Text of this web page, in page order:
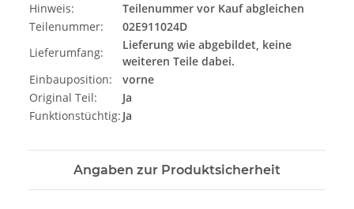
Hinweis:
Teilenummer vor Kauf abgleichen
Teilenummer:
02E911024D
Lieferumfang:
Lieferung wie abgebildet, keine
weiteren Teile dabei.
Einbauposition:
vorne
Original Teil:
Ja
Funktionstüchtig: Ja
Angaben zur Produktsicherheit